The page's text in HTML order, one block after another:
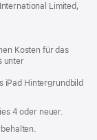
Limited,
Kosten für das
unter
iPad Hintergrundbild
4 oder neuer.